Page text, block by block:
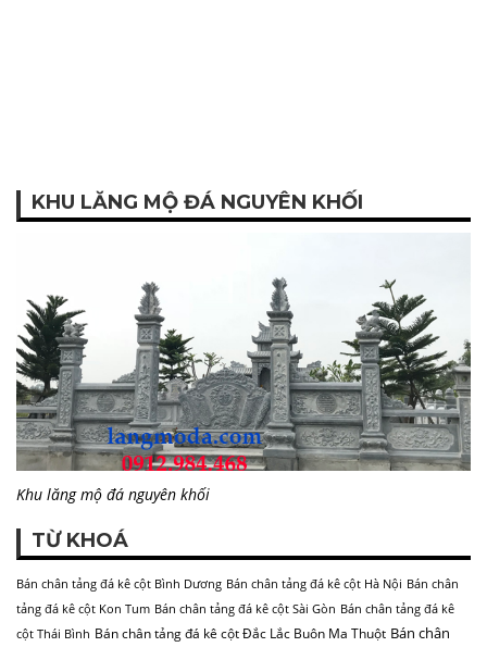
KHU LĂNG MỘ ĐÁ NGUYÊN KHỐI
Khu lăng mộ đá nguyên khối
TỪ KHOÁ
Bán chân tảng đá kê cột Bình Dương Bán chân tảng đá kê cột Hà Nội Bán chân
tảng đá kê cột Kon Tum Bán chân tảng đá kê cột Sài Gòn Bán chân tảng đá kê
cột Thái Bình Bán chân tảng đá kê cột Đắc Lắc Buôn Ma Thuột Bán chân